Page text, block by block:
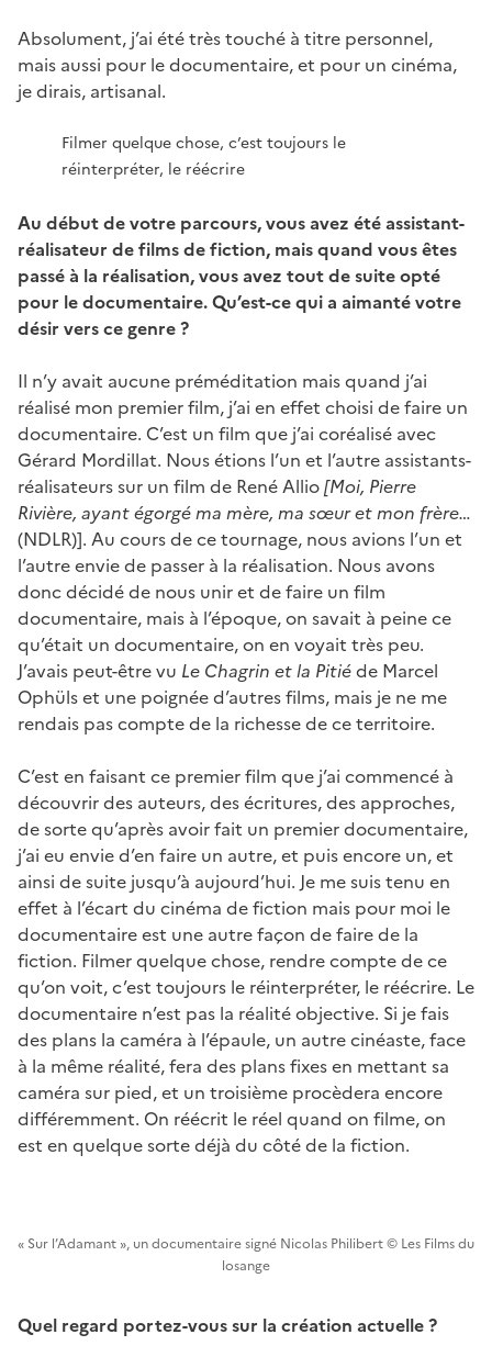
Absolument, j’ai été très touché à titre personnel,
mais aussi pour le documentaire, et pour un cinéma,
je dirais, artisanal.
Filmer quelque chose, c’est toujours le
réinterpréter, le réécrire
Au début de votre parcours, vous avez été assistant-
réalisateur de films de fiction, mais quand vous êtes
passé à la réalisation, vous avez tout de suite opté
pour le documentaire. Qu’est-ce qui a aimanté votre
désir vers ce genre ?
Il n’y avait aucune préméditation mais quand j’ai
réalisé mon premier film, j’ai en effet choisi de faire un
documentaire. C’est un film que j’ai coréalisé avec
Gérard Mordillat. Nous étions l’un et l’autre assistants-
réalisateurs sur un film de René Allio[Moi, Pierre
Rivière, ayant égorgé ma mère, ma sœur et mon frère…
(NDLR)]. Au cours de ce tournage, nous avions l’un et
l’autre envie de passer à la réalisation. Nous avons
donc décidé de nous unir et de faire un film
documentaire, mais à l’époque, on savait à peine ce
qu’était un documentaire, on en voyait très peu.
J’avais peut-être vu Le Chagrin et la Pitiéde Marcel
Ophüls et une poignée d’autres films, mais je ne me
rendais pas compte de la richesse de ce territoire.
C’est en faisant ce premier film que j’ai commencé à
découvrir des auteurs, des écritures, des approches,
de sorte qu’après avoir fait un premier documentaire,
j’ai eu envie d’en faire un autre, et puis encore un, et
ainsi de suite jusqu’à aujourd’hui. Je me suis tenu en
effet à l’écart du cinéma de fiction mais pour moi le
documentaire est une autre façon de faire de la
fiction. Filmer quelque chose, rendre compte de ce
qu’on voit, c’est toujours le réinterpréter, le réécrire. Le
documentaire n’est pas la réalité objective. Si je fais
des plans la caméra à l’épaule, un autre cinéaste, face
à la même réalité, fera des plans fixes en mettant sa
caméra sur pied, et un troisième procèdera encore
différemment. On réécrit le réel quand on filme, on
est en quelque sorte déjà du côté de la fiction.
« Sur l’Adamant », un documentaire signé Nicolas Philibert © Les Films du
losange
Quel regard portez-vous sur la création actuelle ?